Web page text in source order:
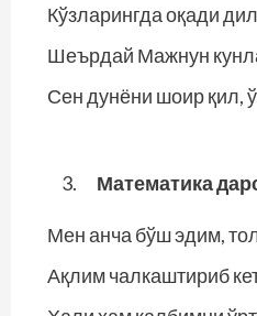
Кўзларингда оқади
Шеърдай Мажнун
Сен дунёни шоир қил,
Математика
Мен анча бўш эдим,
Ақлим чалкаштириб